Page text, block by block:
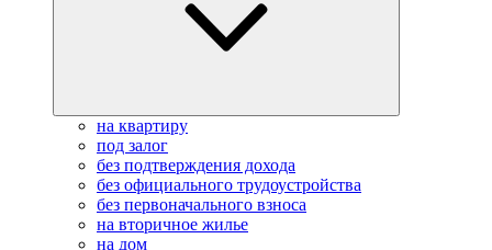
на квартиру
под залог
без подтверждения дохода
без официального трудоустройства
без первоначального взноса
на вторичное жилье
на дом